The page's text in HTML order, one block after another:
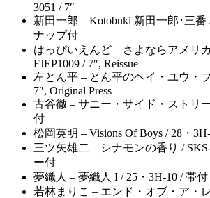
3051 / 7″
新田一郎 – Kotobuki 新田一郎･三番
ナップ付
はっぴいえんど – さよならアメリ
FJEP1009 / 7″, Reissue
左とん平 – とん平のヘイ・ユウ・
7″, Original Press
古谷徹 – サニー・サイド・ストリ
付
松岡英明 – Visions Of Boys / 28・
三ツ矢雄二 – シナモンの香り /
ー付
夢織人 – 夢織人 I / 25・3H-10 / 帯付
若林まりこ – エンド・オブ・ア・